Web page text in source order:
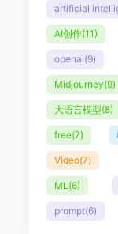
artificial
AI创作(11)
openai(9)
Midjourney(9)
大语言模型(8)
free(7)
Video(7)
ML (6)
prompt(6)